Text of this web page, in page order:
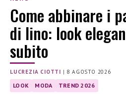
Come abbinare i
di lino: look
subito
LUCREZIA CIOTTI | 8 AGOSTO 2026
LOOK MODA TREND 2026